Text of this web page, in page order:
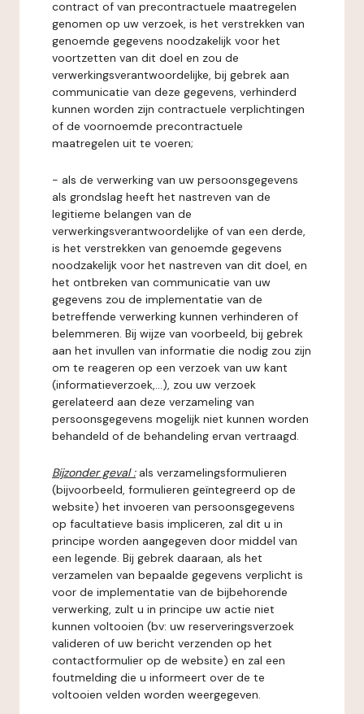
contract of van precontractuele maatregelen
genomen op uw verzoek, is het verstrekken van
genoemde gegevens noodzakelijk voor het
voortzetten van dit doel en zou de
verwerkingsverantwoordelijke, bij gebrek aan
communicatie van deze gegevens, verhinderd
kunnen worden zijn contractuele verplichtingen
of de voornoemde precontractuele
maatregelen uit te voeren;
- als de verwerking van uw persoonsgegevens
als grondslag heeft het nastreven van de
legitieme belangen van de
verwerkingsverantwoordelijke of van een derde,
is het verstrekken van genoemde gegevens
noodzakelijk voor het nastreven van dit doel, en
het ontbreken van communicatie van uw
gegevens zou de implementatie van de
betreffende verwerking kunnen verhinderen of
belemmeren. Bij wijze van voorbeeld, bij gebrek
aan het invullen van informatie die nodig zou zijn
om te reageren op een verzoek van uw kant
(informatieverzoek,...), zou uw verzoek
gerelateerd aan deze verzameling van
persoonsgegevens mogelijk niet kunnen worden
behandeld of de behandeling ervan vertraagd.
Bijzonder geval : als verzamelingsformulieren
(bijvoorbeeld, formulieren geïntegreerd op de
website) het invoeren van persoonsgegevens
op facultatieve basis impliceren, zal dit u in
principe worden aangegeven door middel van
een legende. Bij gebrek daaraan, als het
verzamelen van bepaalde gegevens verplicht is
voor de implementatie van de bijbehorende
verwerking, zult u in principe uw actie niet
kunnen voltooien (bv: uw reserveringsverzoek
valideren of uw bericht verzenden op het
contactformulier op de website) en zal een
foutmelding die u informeert over de te
voltooien velden worden weergegeven.